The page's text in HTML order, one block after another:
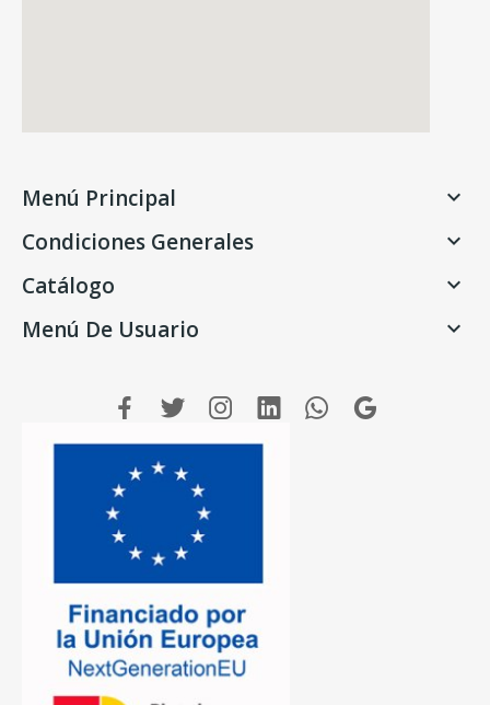
Menú Principal 
Condiciones Generales 
Catálogo 
Menú De Usuario 